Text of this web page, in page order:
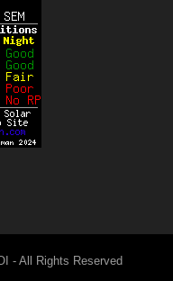
- All Rights Reserved